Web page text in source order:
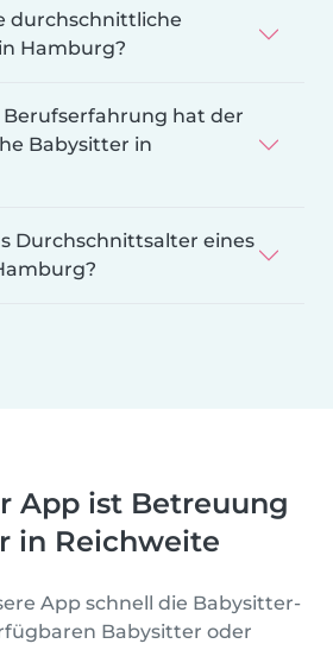
durchschnittliche
Hamburg?
Berufserfahrung hat der
Babysitter in
Durchschnittsalter eines
App ist Betreuung
in Reichweite
App schnell die Babysitter-
Babysitter oder